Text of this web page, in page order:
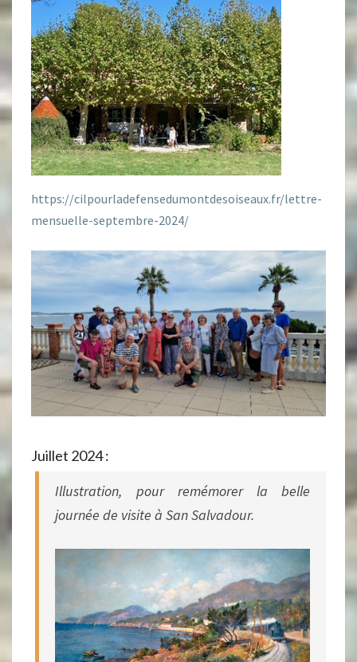
https://cilpourladefensedumontdesoiseaux.fr/lettre-
mensuelle-septembre-2024/
Juillet 2024 :
Illustration, pour remémorer la belle
journée de visite à San Salvadour.